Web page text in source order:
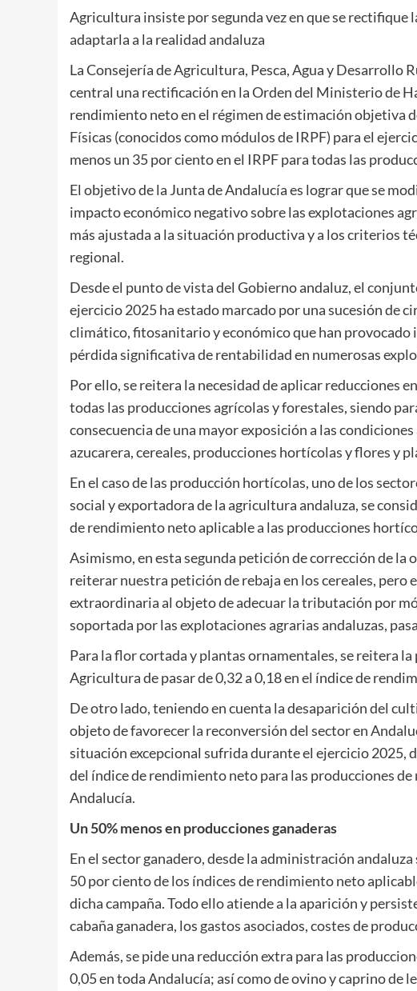
Agricultura insiste por segunda vez en que se
adaptarla a la realidad andaluza
La Consejería de Agricultura, Pesca, Agua y Desarrollo
central una rectificación en la Orden del Ministerio de
rendimiento neto en el régimen de estimación objetiva
Físicas (conocidos como módulos de IRPF) para el
menos un 35 por ciento en el IRPF para todas las
El objetivo de la Junta de Andalucía es lograr que se
impacto económico negativo sobre las explotaciones
más ajustada a la situación productiva y a los criterios
regional.
Desde el punto de vista del Gobierno andaluz, el
ejercicio 2025 ha estado marcado por una sucesión de
climático, fitosanitario y económico que han
pérdida significativa de rentabilidad en numerosas
Por ello, se reitera la necesidad de aplicar reducciones
todas las producciones agrícolas y forestales, siendo
consecuencia de una mayor exposición a las
azucarera, cereales, producciones hortícolas y flores y
En el caso de las producción hortícolas, uno de los
social y exportadora de la agricultura andaluza, se
de rendimiento neto aplicable a las producciones
Asimismo, en esta segunda petición de corrección de la
reiterar nuestra petición de rebaja en los cereales, pero
extraordinaria al objeto de adecuar la tributación por
soportada por las explotaciones agrarias andaluzas,
Para la flor cortada y plantas ornamentales, se reitera
Agricultura de pasar de 0,32 a 0,18 en el índice de
De otro lado, teniendo en cuenta la desaparición del
objeto de favorecer la reconversión del sector en
situación excepcional sufrida durante el ejercicio 2025,
del índice de rendimiento neto para las producciones de
Andalucía.
Un 50% menos en producciones ganaderas
En el sector ganadero, desde la administración
50 por ciento de los índices de rendimiento neto
dicha campaña. Todo ello atiende a la aparición y
cabaña ganadera, los gastos asociados, costes de
Además, se pide una reducción extra para las
0,05 en toda Andalucía; así como de ovino y caprino de